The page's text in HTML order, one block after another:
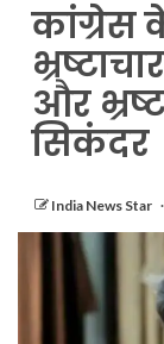
कांग्रेस
और
सिकंदर
India News Star